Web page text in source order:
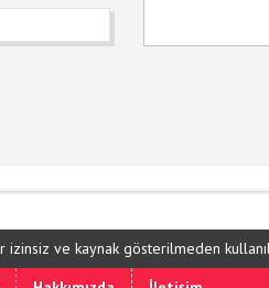
ve kaynak gösterilmeden